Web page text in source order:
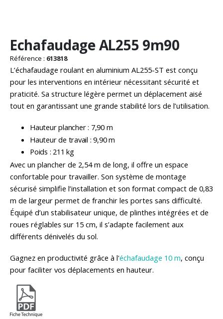
au
début
de
la
Galerie
d’images
Echafaudage AL255 9m90
Référence : 613818
L’échafaudage roulant en aluminium AL255-ST est conçu
pour les interventions en intérieur nécessitant sécurité et
praticité. Sa structure légère permet un déplacement aisé
tout en garantissant une grande stabilité lors de l’utilisation.
Hauteur plancher : 7,90 m
Hauteur de travail : 9,90 m
Poids : 211 kg
Avec un plancher de 2,54 m de long, il offre un espace
confortable pour travailler. Son système de montage
sécurisé simplifie l’installation et son format compact de 0,83
m de largeur permet de franchir les portes sans difficulté.
Équipé d’un stabilisateur unique, de plinthes intégrées et de
roues réglables sur 15 cm, il s’adapte facilement aux
différents dénivelés du sol.
Gagnez en productivité grâce à l'échafaudage 10 m, conçu
pour faciliter vos déplacements en hauteur.